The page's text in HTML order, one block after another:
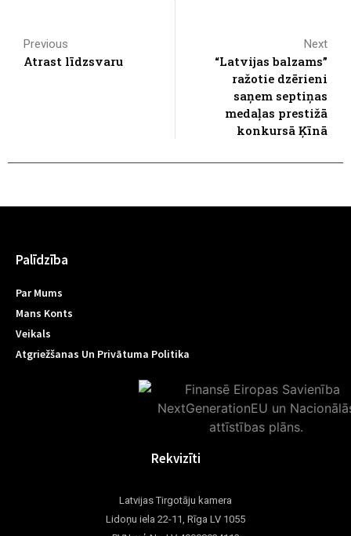
Previous
Atrast līdzsvaru
Next
“Latvijas balzams”
ražotie dzērieni
saņem septiņas
medaļas prestižā
konkursā Ķīnā
Palīdzība
Par Mums
Mans Konts
Veikals
Atgriežšanas Un Privātuma Politika
Rekvizīti
Latvijas Tirgotāju kamera
Lidoņu iela 22-11, Rīga LV 1055